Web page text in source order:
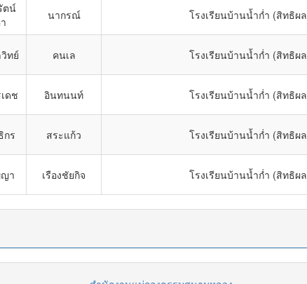
ตน์
นากรณ์ โรงเรียนบ้านน้ำก่ำ (สิทธิผ
ทย์ คนเล โรงเรียนบ้านน้ำก่ำ (สิทธิผ
ดช อินทนนท์ โรงเรียนบ้านน้ำก่ำ (สิทธิผ
กร สระแก้ว โรงเรียนบ้านน้ำก่ำ (สิทธิผ
า เรืองชัยกิจ โรงเรียนบ้านน้ำก่ำ (สิทธิผ